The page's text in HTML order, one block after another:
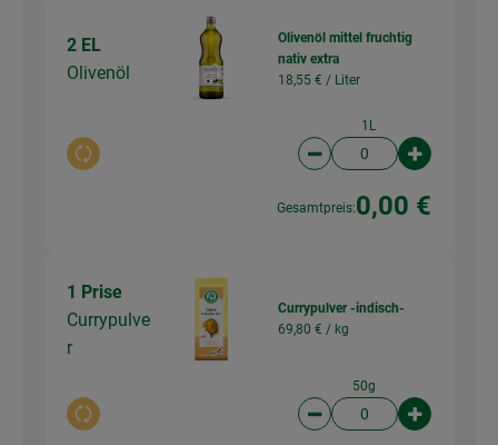
2 EL
Olivenöl
Auswahl ändern
Olivenöl mittel fruchtig
nativ extra
18,55 € / Liter
1L
Artikelanzahl
Gesamtpreis:0,00 €
1 Prise
Currypulve
r
Auswahl ändern
Currypulver -indisch-
69,80 € / kg
50g
Artikelanzahl